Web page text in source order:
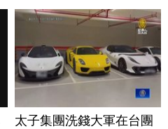
太子集團洗錢大軍在台團